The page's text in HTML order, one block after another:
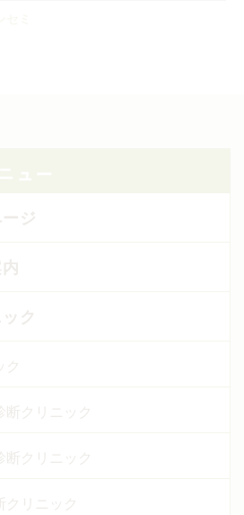
ミ
ジ
ク
クリニック
クリニック
リニック